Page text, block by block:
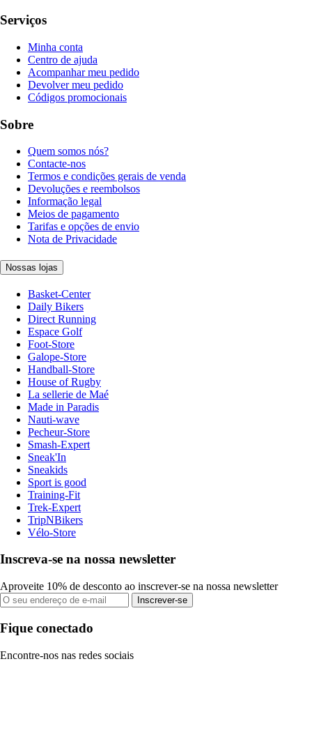
Serviços
Minha conta
Centro de ajuda
Acompanhar meu pedido
Devolver meu pedido
Códigos promocionais
Sobre
Quem somos nós?
Contacte-nos
Termos e condições gerais de venda
Devoluções e reembolsos
Informação legal
Meios de pagamento
Tarifas e opções de envio
Nota de Privacidade
Nossas lojas
Basket-Center
Daily Bikers
Direct Running
Espace Golf
Foot-Store
Galope-Store
Handball-Store
House of Rugby
La sellerie de Maé
Made in Paradis
Nauti-wave
Pecheur-Store
Smash-Expert
Sneak'In
Sneakids
Sport is good
Training-Fit
Trek-Expert
TripNBikers
Vélo-Store
Inscreva-se na nossa newsletter
Aproveite 10% de desconto ao inscrever-se na nossa newsletter
Inscrever-se
Fique conectado
Encontre-nos nas redes sociais